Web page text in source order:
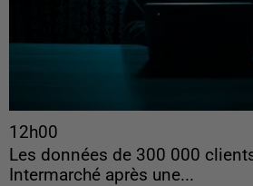
12h00
Les données de 300 000
Intermarché après une...